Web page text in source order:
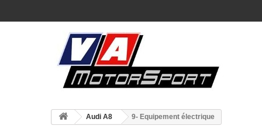
Audi A8 9- Equipement électrique